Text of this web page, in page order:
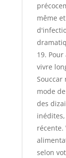
même
19.
vivre
Souccar
mode
des
récente.
selon